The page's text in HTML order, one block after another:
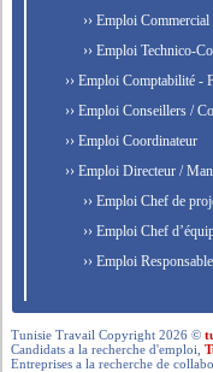
›› Emploi
›› Emploi Technico-
›› Emploi Comptabilité -
›› Emploi Conseillers /
›› Emploi Coordinateur
›› Emploi Directeur /
›› Emploi Chef de
›› Emploi Chef
›› Emploi Responsable
Tunisie Travail Copyright 2026 ©
Candidats a la recherche d'emploi,
Entreprises a la recherche de